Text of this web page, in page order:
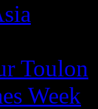
Toulon
Week